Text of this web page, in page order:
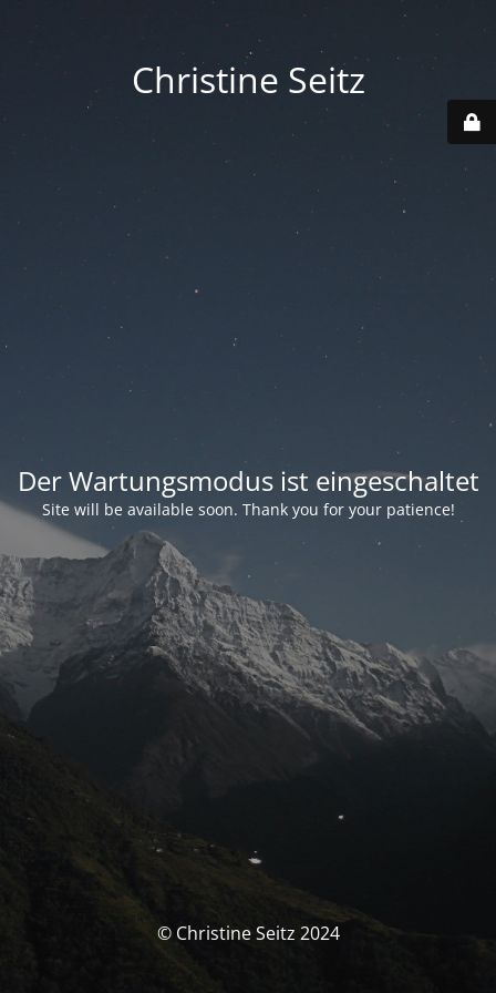
Christine Seitz
Der Wartungsmodus ist eingeschaltet
Site will be available soon. Thank you for your patience!
© Christine Seitz 2024